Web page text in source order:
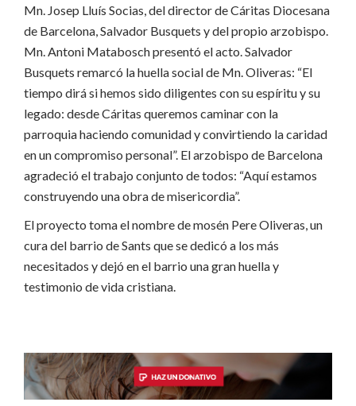
Mn. Josep Lluís Socias, del director de Cáritas Diocesana
de Barcelona, Salvador Busquets y del propio arzobispo.
Mn. Antoni Matabosch presentó el acto. Salvador
Busquets remarcó la huella social de Mn. Oliveras: “El
tiempo dirá si hemos sido diligentes con su espíritu y su
legado: desde Cáritas queremos caminar con la
parroquia haciendo comunidad y convirtiendo la caridad
en un compromiso personal”. El arzobispo de Barcelona
agradeció el trabajo conjunto de todos: “Aquí estamos
construyendo una obra de misericordia”.
El proyecto toma el nombre de mosén Pere Oliveras, un
cura del barrio de Sants que se dedicó a los más
necesitados y dejó en el barrio una gran huella y
testimonio de vida cristiana.